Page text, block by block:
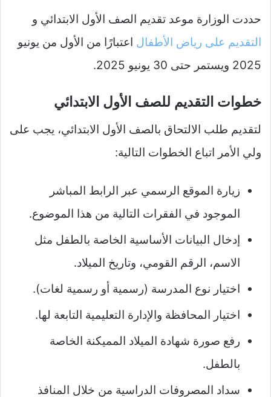
حددت الوزارة موعد تقديم الصف الأول الابتدائي و
التقديم على رياض الأطفال اعتبارًا من الأول من يونيو
2025 ويستمر حتى 30 يونيو 2025.
خطوات التقديم للصف الأول الابتدائي
لتقديم طلب الالتحاق بالصف الأول الابتدائي، يجب على
ولي الأمر اتباع الخطوات التالية:
زيارة الموقع الرسمي عبر الرابط المباشر
الموجود في الفقرات التالية من هذا الموضوع.
إدخال البيانات الأساسية الخاصة بالطفل مثل
الاسم، الرقم القومي، وتاريخ الميلاد.
اختيار نوع المدرسة (رسمية أو رسمية لغات).
اختيار المحافظة والإدارة التعليمية التابعة لها.
رفع صورة شهادة الميلاد المميكنة الخاصة
بالطفل.
سداد المصروفات الدراسية من خلال المنافذ